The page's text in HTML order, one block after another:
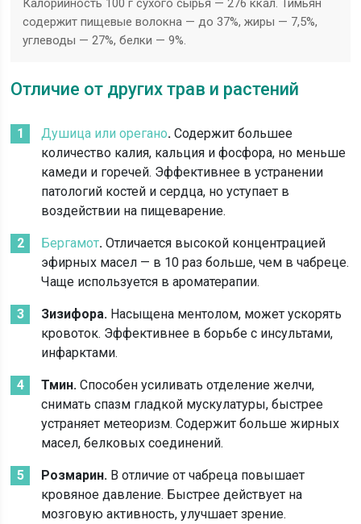
Калорийность 100 г сухого сырья — 276 ккал. Тимьян
содержит пищевые волокна — до 37%, жиры — 7,5%,
углеводы — 27%, белки — 9%.
Отличие от других трав и растений
Душица или орегано. Содержит большее
количество калия, кальция и фосфора, но меньше
камеди и горечей. Эффективнее в устранении
патологий костей и сердца, но уступает в
воздействии на пищеварение.
Бергамот. Отличается высокой концентрацией
эфирных масел — в 10 раз больше, чем в чабреце.
Чаще используется в ароматерапии.
Зизифора. Насыщена ментолом, может ускорять
кровоток. Эффективнее в борьбе с инсультами,
инфарктами.
Тмин.Способен усиливать отделение желчи,
снимать спазм гладкой мускулатуры, быстрее
устраняет метеоризм. Содержит больше жирных
масел, белковых соединений.
Розмарин. В отличие от чабреца повышает
кровяное давление. Быстрее действует на
мозговую активность, улучшает зрение.